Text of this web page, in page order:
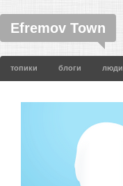
Efremov Town
топики блоги люди